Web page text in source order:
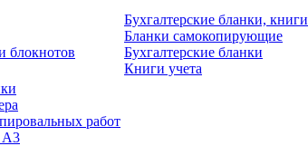
блокнотов
Бухгалтерские бланки, книги
Бланки самокопирующие
Бухгалтерские бланки
Книги учета
работ
А3